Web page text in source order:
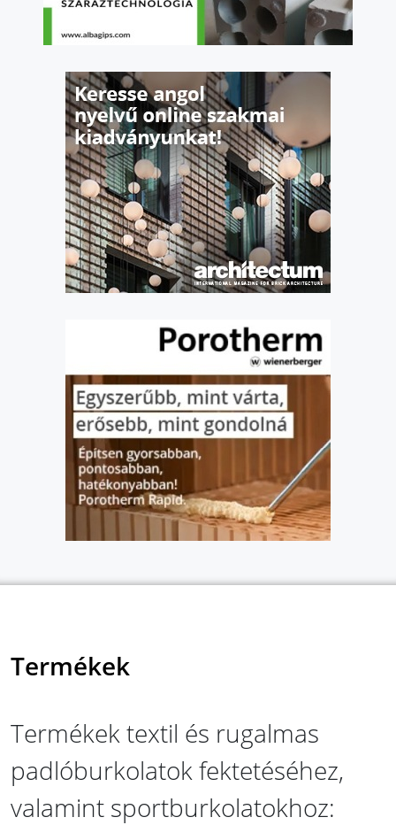
Termékek
Termékek textil és rugalmas
padlóburkolatok fektetéséhez,
valamint sportburkolatokhoz: